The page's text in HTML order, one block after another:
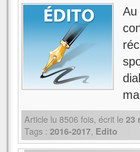
Au
Article lu 8506 fois, écrit le 23
Tags : 2016-2017, Edito